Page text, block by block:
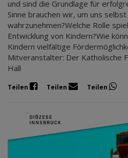
und sind die Grundlage für
Sinne brauchen wir, um uns
wahrzunehmen?Welche Rolle
Entwicklung von Kindern?Wie
Kindern vielfältige
Mitveranstalter: Der Katholische
Hall
Teilen Teilen Teilen